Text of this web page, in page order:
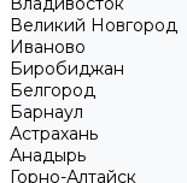
Великий Новгород
Иваново
Биробиджан
Белгород
Барнаул
Астрахань
Анадырь
Горно-Алтайск